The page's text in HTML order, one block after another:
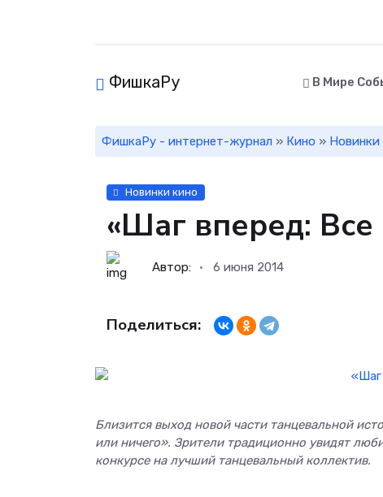
ФишкаРу В Мире
ФишкаРу - интернет-журнал » Кино » Новинки
Новинки кино
«Шаг вперед: Все
Автор: 6 июня 2014
Поделиться:
Близится выход новой части танцевальной
или ничего». Зрители традиционно увидят
конкурсе на лучший танцевальный коллектив.